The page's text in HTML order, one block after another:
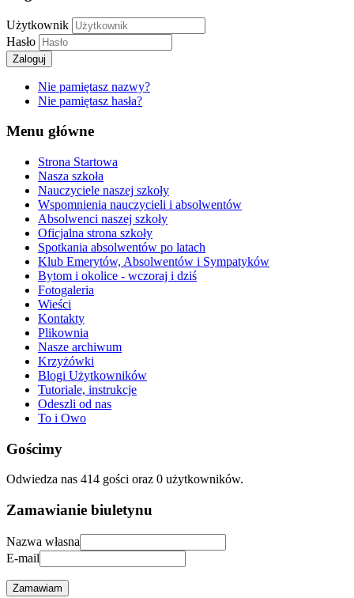
Użytkownik
Hasło
Zaloguj
Nie pamiętasz nazwy?
Nie pamiętasz hasła?
Menu główne
Strona Startowa
Nasza szkoła
Nauczyciele naszej szkoły
Wspomnienia nauczycieli i absolwentów
Absolwenci naszej szkoły
Oficjalna strona szkoły
Spotkania absolwentów po latach
Klub Emerytów, Absolwentów i Sympatyków
Bytom i okolice - wczoraj i dziś
Fotogaleria
Wieści
Kontakty
Plikownia
Nasze archiwum
Krzyżówki
Blogi Użytkowników
Tutoriale, instrukcje
Odeszli od nas
To i Owo
Gościmy
Odwiedza nas 414 gości oraz 0 użytkowników.
Zamawianie biuletynu
Nazwa własna
E-mail
Zamawiam